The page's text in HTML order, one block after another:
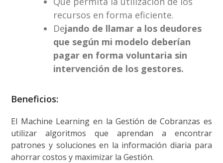
recursos en forma eficiente.
Dejando de llamar a los deudores
que según mi modelo deberían
pagar en forma voluntaria sin
intervención de los gestores.
Beneficios:
El Machine Learning en la Gestión de Cobranzas es
utilizar algoritmos que aprendan a encontrar
patrones y soluciones en la información diaria para
ahorrar costos y maximizar la Gestión.